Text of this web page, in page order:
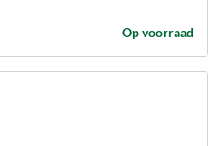
Op voorraad